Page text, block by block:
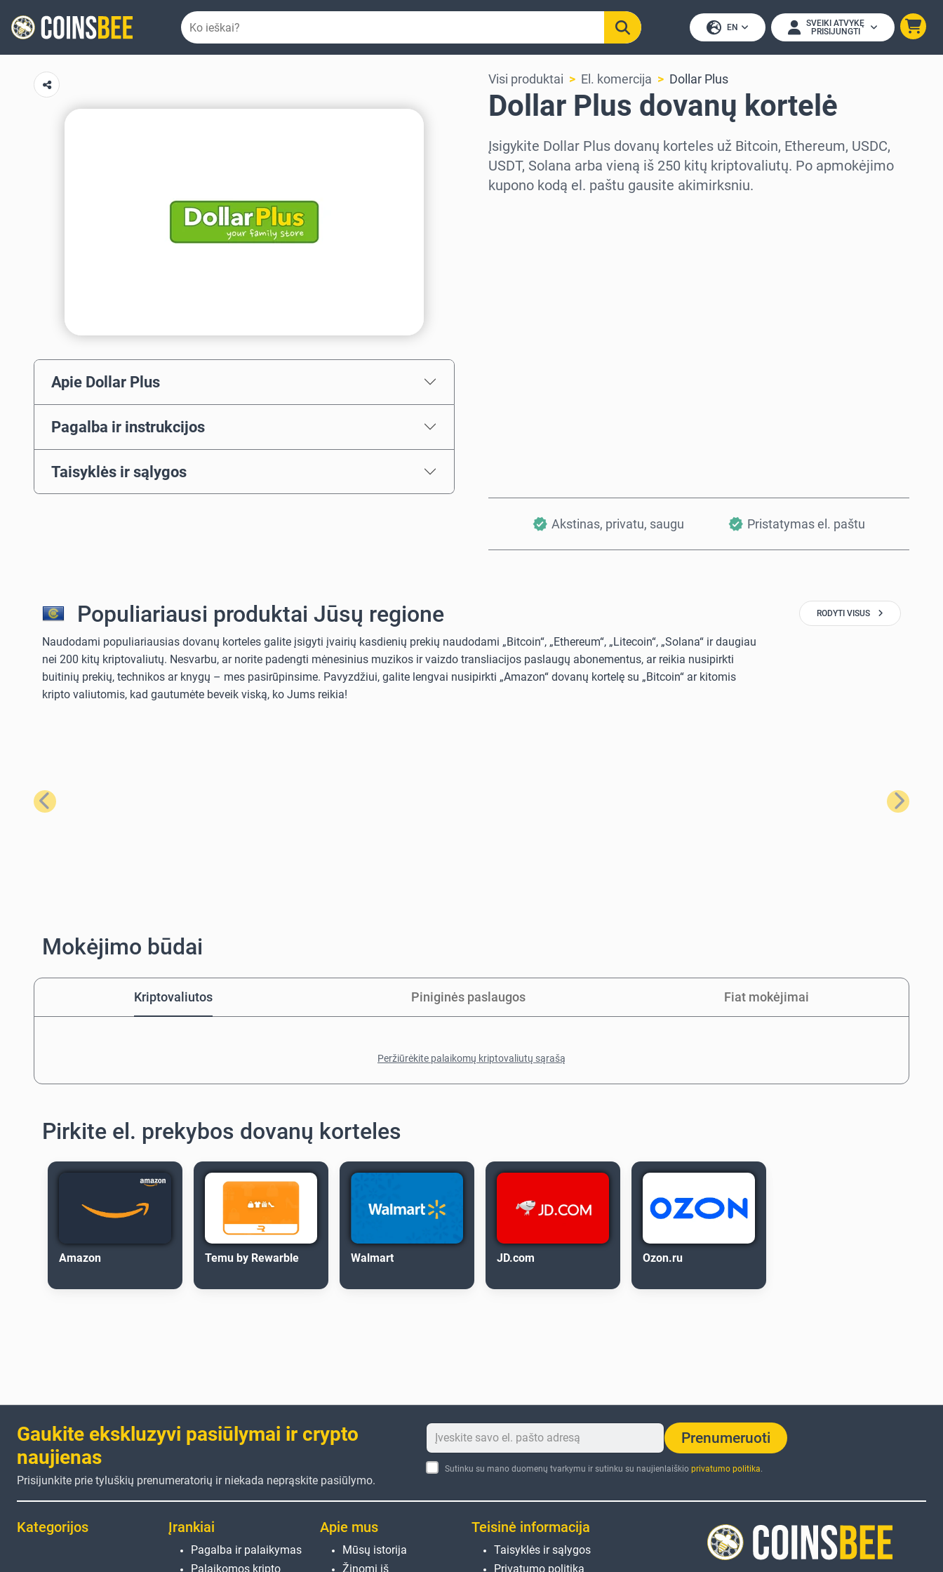
EN
SVEIKI ATVYKĘ
PRISIJUNGTI
Apie Dollar Plus
Pagalba ir instrukcijos
Taisyklės ir sąlygos
Visi produktai El. komercija Dollar Plus
Dollar Plus dovanų kortelė
Įsigykite Dollar Plus dovanų korteles už Bitcoin, Ethereum, USDC,
USDT, Solana arba vieną iš 250 kitų kriptovaliutų. Po apmokėjimo
kupono kodą el. paštu gausite akimirksniu.
Akstinas, privatu, saugu Pristatymas el. paštu
Populiariausi produktai Jūsų regione
Naudodami populiariausias dovanų korteles galite įsigyti įvairių kasdienių prekių naudodami „Bitcoin“, „Ethereum“, „Litecoin“, „Solana“ ir daugiau
nei 200 kitų kriptovaliutų. Nesvarbu, ar norite padengti mėnesinius muzikos ir vaizdo transliacijos paslaugų abonementus, ar reikia nusipirkti
buitinių prekių, technikos ar knygų – mes pasirūpinsime. Pavyzdžiui, galite lengvai nusipirkti „Amazon“ dovanų kortelę su „Bitcoin“ ar kitomis
kripto valiutomis, kad gautumėte beveik viską, ko Jums reikia!
RODYTI VISUS
Ankstesnis Kitas
Mokėjimo būdai
Kriptovaliutos Piniginės paslaugos Fiat mokėjimai
Peržiūrėkite palaikomų kriptovaliutų sąrašą
Pirkite el. prekybos dovanų korteles
Amazon Temu by Rewarble Walmart JD.com Ozon.ru
Gaukite ekskluzyvi pasiūlymai ir crypto
naujienas
Prisijunkite prie tyluškių prenumeratorių ir niekada neprąskite pasiūlymo.
Prenumeruoti
Sutinku su mano duomenų tvarkymu ir sutinku su naujienlaiškio privatumo politika.
Kategorijos Įrankiai
Pagalba ir palaikymas
Palaikomos kripto
Apie mus
Mūsų istorija
Žinomi iš
Teisinė informacija
Taisyklės ir sąlygos
Privatumo politika